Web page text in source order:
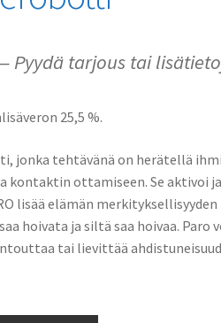
Pyydä tarjous tai
25,5 %.
jonka tehtävänä on herätellä
kontaktin ottamiseen. Se aktivoi
lisää elämän merkityksellisyyden
hoivata ja siltä saa hoivaa. Paro
tai lievittää